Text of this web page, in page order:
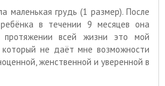
маленькая грудь (1 размер). После
в течении 9 месяцев она
всей жизни это мой
который не даёт мне возможности
женственной и уверенной в